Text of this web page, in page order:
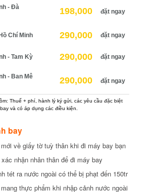
- Đà
198,000 đặt ngay
Chí Minh 290,000 đặt ngay
- Tam Kỳ 290,000 đặt ngay
- Ban Mê
290,000 đặt ngay
Thuế + phí, hành lý ký gửi, các yêu cầu đặc biệt
và có áp dụng các điều kiện.
bay
về giấy tờ tuỳ thân khi đi máy bay bạn
nhận nhân thân để đi máy bay
tét ra nước ngoài có thể bị phạt đến 150tr
thực phẩm khi nhập cảnh nước ngoài